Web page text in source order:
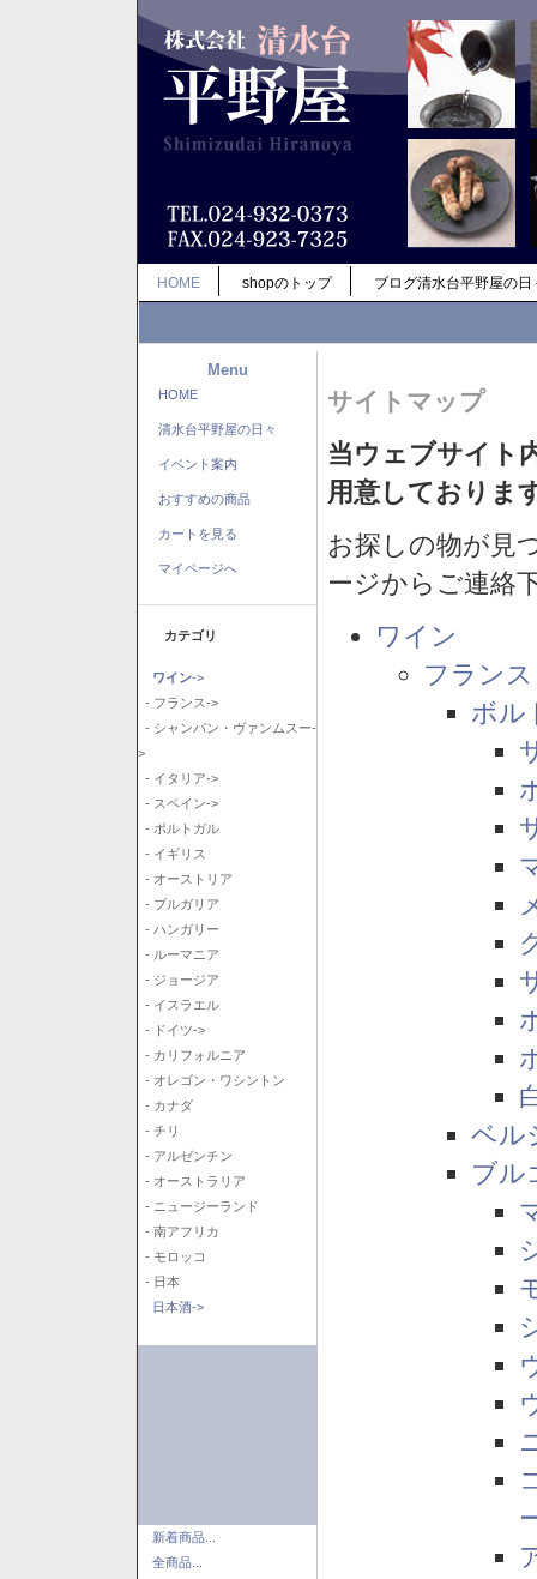
HOME shopのトップ ブログ清水台平野屋の日
Menu
HOME
清水台平野屋の日々
イベント案内
おすすめの商品
カートを見る
マイページへ
カテゴリ
ワイン->
- フランス->
- シャンパン・ヴァンムスー-
>
- イタリア->
- スペイン->
- ポルトガル
- イギリス
- オーストリア
- ブルガリア
- ハンガリー
- ルーマニア
- ジョージア
- イスラエル
- ドイツ->
- カリフォルニア
- オレゴン・ワシントン
- カナダ
- チリ
- アルゼンチン
- オーストラリア
- ニュージーランド
- 南アフリカ
- モロッコ
- 日本
日本酒->
新着商品...
全商品...
サイトマップ
当ウェブサイト
用意しておりま
お探しの物が見
ージからご連絡
ワイン
フランス
ボル
ベル
ブル